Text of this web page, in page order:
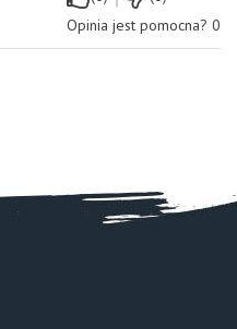
Opinia jest pomocna? 0